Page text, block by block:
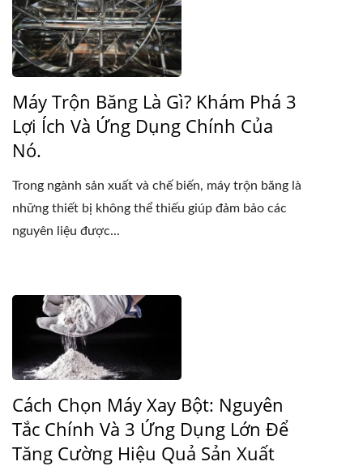
Máy Trộn Băng Là Gì? Khám Phá 3
Lợi Ích Và Ứng Dụng Chính Của
Nó.
Trong ngành sản xuất và chế biến, máy trộn băng là
những thiết bị không thể thiếu giúp đảm bảo các
nguyên liệu được...
Cách Chọn Máy Xay Bột: Nguyên
Tắc Chính Và 3 Ứng Dụng Lớn Để
Tăng Cường Hiệu Quả Sản Xuất